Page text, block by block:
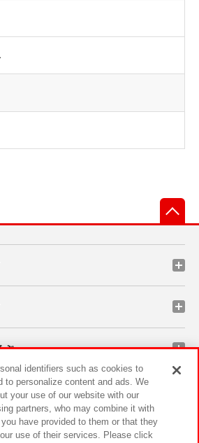
ぶ
ーン
identifiers such as cookies to
to personalize content and ads. We
your use of our website with our
partners, who may combine it with
have provided to them or that they
use of their services. Please click